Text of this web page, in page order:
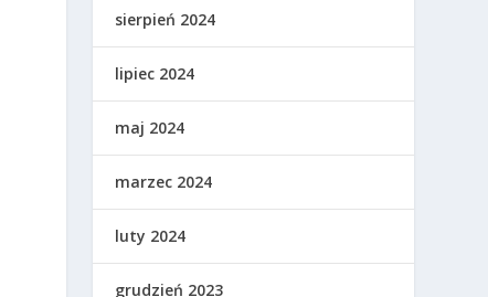
sierpień 2024
lipiec 2024
maj 2024
marzec 2024
luty 2024
grudzień 2023